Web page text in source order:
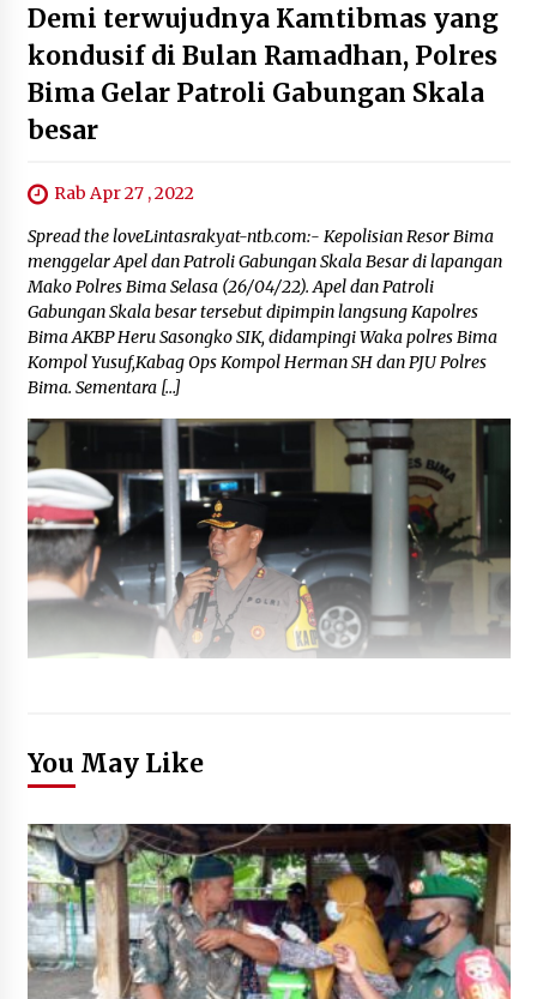
Demi terwujudnya Kamtibmas yang
kondusif di Bulan Ramadhan, Polres
Bima Gelar Patroli Gabungan Skala
besar
Rab Apr 27 , 2022
Spread the loveLintasrakyat-ntb.com:- Kepolisian Resor Bima
menggelar Apel dan Patroli Gabungan Skala Besar di lapangan
Mako Polres Bima Selasa (26/04/22). Apel dan Patroli
Gabungan Skala besar tersebut dipimpin langsung Kapolres
Bima AKBP Heru Sasongko SIK, didampingi Waka polres Bima
Kompol Yusuf,Kabag Ops Kompol Herman SH dan PJU Polres
Bima. Sementara […]
You May Like